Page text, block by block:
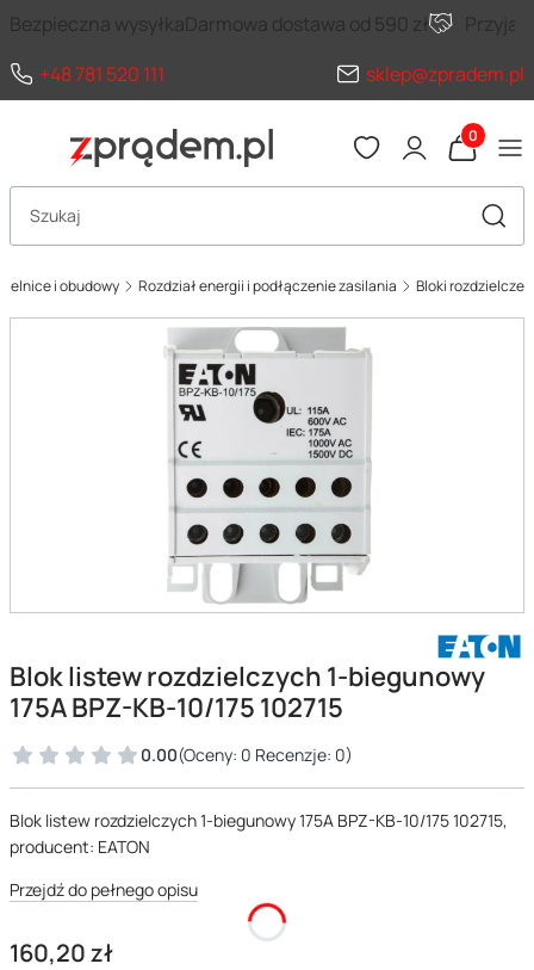
Bezpieczna wysyłkaDarmowa dostawa od 590 zł
+48 781 520 111
sklep@zpradem.pl
Produkty
Otwórz wyszukiwarkę
i obudowy Rozdział energii i podłączenie zasilania Bloki rozdzielcze
Blok listew rozdzielczych 1-biegunowy
175A BPZ-KB-10/175 102715
0.00(Oceny: 0 Recenzje: 0)
Blok listew rozdzielczych 1-biegunowy 175A BPZ-KB-10/175 102715,
producent: EATON
Przejdź do pełnego opisu
Cena
160,20 zł